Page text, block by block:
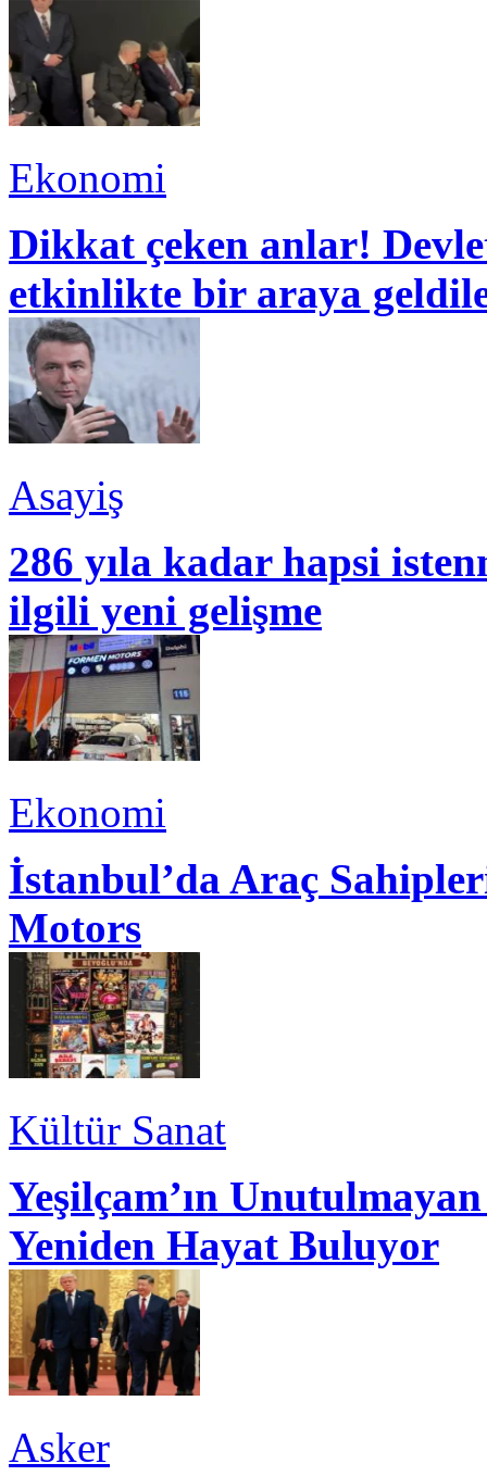
Ekonomi
Dikkat çeken anlar!
etkinlikte bir araya
Asayiş
286 yıla kadar hapsi
ilgili yeni gelişme
Ekonomi
İstanbul’da Araç
Motors
Kültür Sanat
Yeşilçam’ın
Yeniden Hayat Buluyor
Asker